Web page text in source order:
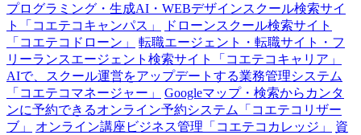
プログラミング・生成AI・WEBデザインスクール検索サイ
ト「コエテコキャンパス」
ドローンスクール検索サイト
「コエテコドローン」
転職エージェント・転職サイト・フ
リーランスエージェント検索サイト「コエテコキャリア」
AIで、スクール運営をアップデートする業務管理システム
「コエテコマネージャー」
Googleマップ・検索からカンタ
ンに予約できるオンライン予約システム「コエテコリザー
ブ」
オンライン講座ビジネス管理「コエテコカレッジ」
資